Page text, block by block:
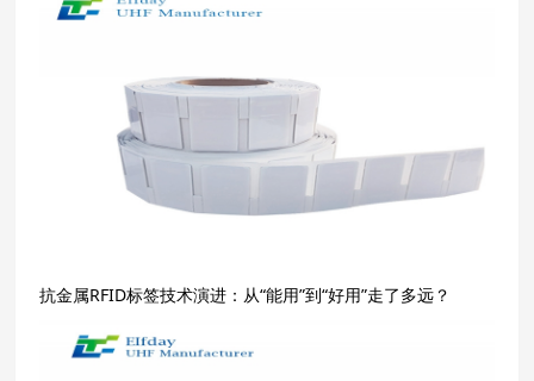
抗金属RFID标签技术演进：从“能用”到“好用”走了多远？